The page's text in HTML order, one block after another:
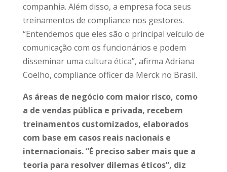
companhia. Além disso, a empresa foca seus
treinamentos de compliance nos gestores.
“Entendemos que eles são o principal veículo de
comunicação com os funcionários e podem
disseminar uma cultura ética”, afirma Adriana
Coelho, compliance officer da Merck no Brasil.
As áreas de negócio com maior risco, como
a de vendas pública e privada, recebem
treinamentos customizados, elaborados
com base em casos reais nacionais e
internacionais. “É preciso saber mais que a
teoria para resolver dilemas éticos”, diz